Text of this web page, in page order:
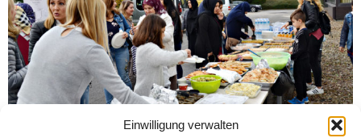
Einwilligung verwalten